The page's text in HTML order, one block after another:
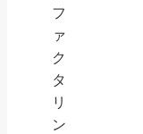
フ
ァ
ク
タ
リ
ン